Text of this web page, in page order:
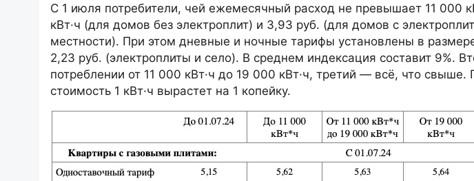
С 1 июля потребители, чей ежемесячный расход не превышает 11 000
кВт·ч (для домов без электроплит) и 3,93 руб. (для домов с
местности). При этом дневные и ночные тарифы установлены в
2,23 руб. (электроплиты и село). В среднем индексация составит 9%.
потреблении от 11 000 кВт·ч до 19 000 кВт·ч, третий — всё, что
стоимость 1 кВт·ч вырастет на 1 копейку.